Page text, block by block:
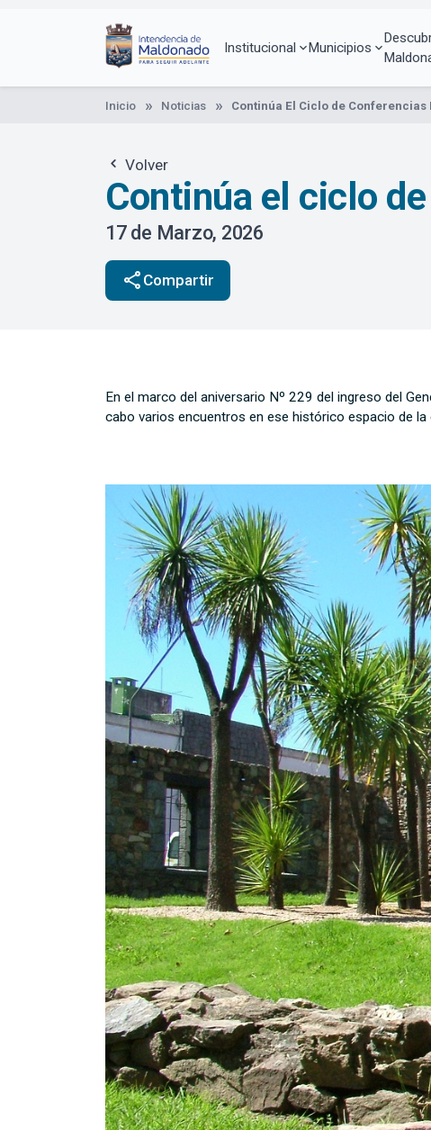
Institucional Municipios
Inicio Noticias Continúa El Ciclo de Conferencias
Volver
Continúa el ciclo
17 de Marzo, 2026
share Compartir
En el marco del aniversario Nº 229 del ingreso del
cabo varios encuentros en ese histórico espacio de la